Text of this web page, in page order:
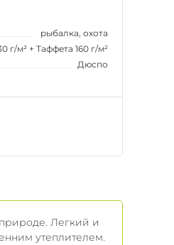
рыбалка, охота
г/м² + Таффета 160 г/м²
Дюспо
Легкий и
утеплителем.